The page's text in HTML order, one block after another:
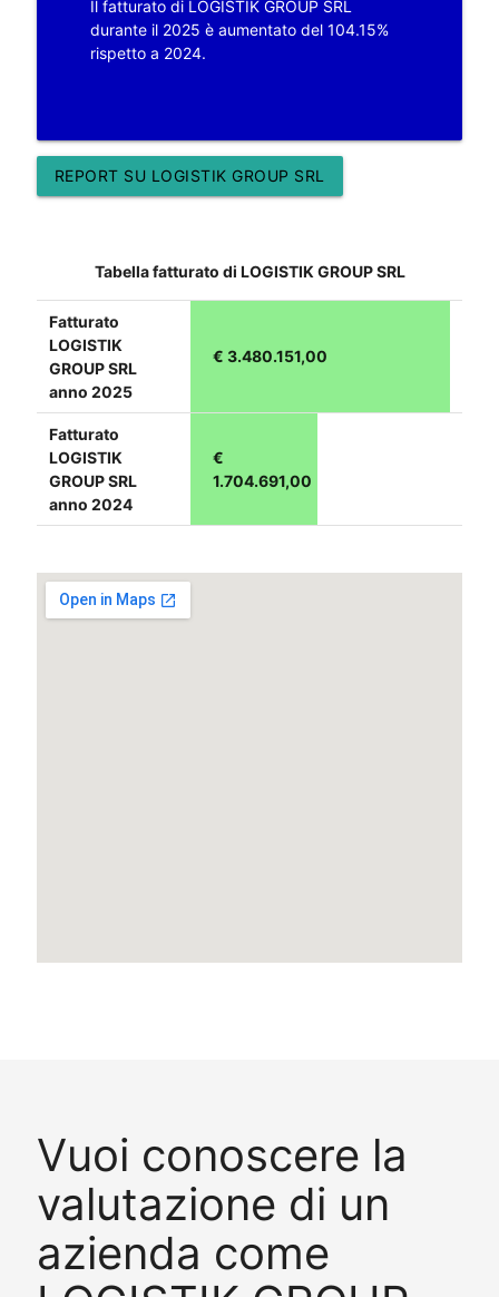
Il fatturato di LOGISTIK GROUP SRL
durante il 2025 è aumentato del 104.15%
rispetto a 2024.
REPORT SU LOGISTIK GROUP SRL
Tabella fatturato di LOGISTIK GROUP SRL
Fatturato
LOGISTIK
GROUP SRL
anno 2025
€ 3.480.151,00
Fatturato
LOGISTIK
GROUP SRL
anno 2024
€
1.704.691,00
Vuoi conoscere la
valutazione di un
azienda come